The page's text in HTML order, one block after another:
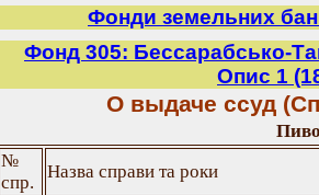
Фонди земельних
Фонд 305: Бессарабсько-
Опис 1
О выдаче ссуд
№
спр.
Назва справи та роки